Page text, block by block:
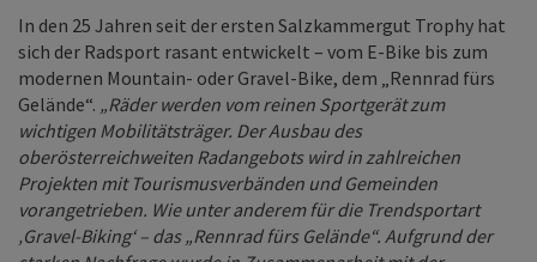
In den 25 Jahren seit der ersten Salzkammergut Trophy hat
sich der Radsport rasant entwickelt – vom E-Bike bis zum
modernen Mountain- oder Gravel-Bike, dem „Rennrad fürs
Gelände“. „Räder werden vom reinen Sportgerät zum
wichtigen Mobilitätsträger. Der Ausbau des
oberösterreichweiten Radangebots wird in zahlreichen
Projekten mit Tourismusverbänden und Gemeinden
vorangetrieben. Wie unter anderem für dieTrendsportart
‚Gravel-Biking‘ – das „Rennrad fürs Gelände“. Aufgrund der